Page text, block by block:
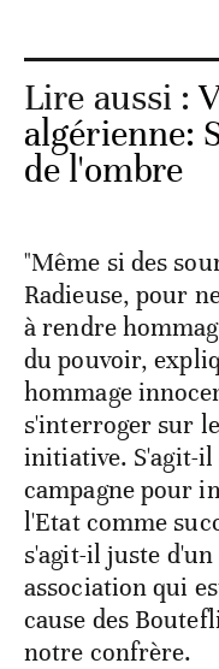
Lire aussi :
algérienne:
de l'ombre
"Même si des
Radieuse, pour
à rendre
du pouvoir,
hommage
s'interroger sur
initiative. S'agit-il
campagne pour
l'Etat comme
s'agit-il juste d'un
association qui
cause des
notre confrère.